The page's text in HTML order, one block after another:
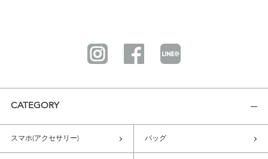
CATEGORY
スマホ(アクセサリー) バッグ